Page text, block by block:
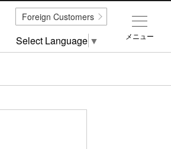
メニュー
Foreign Customers
Select Language ▼